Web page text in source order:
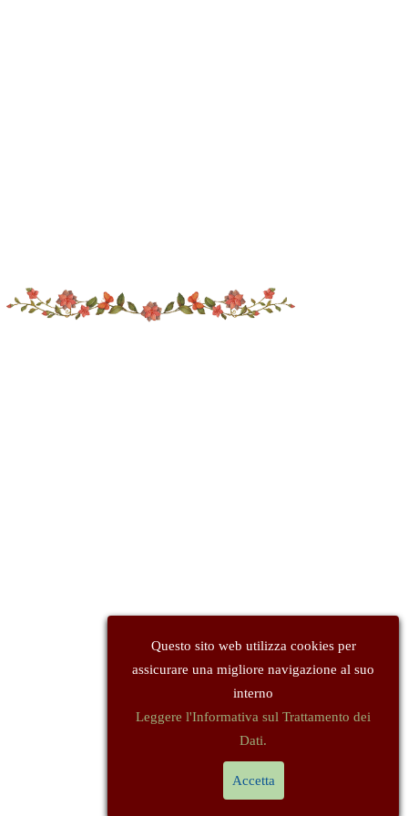
Questo sito web utilizza cookies per
assicurare una migliore navigazione al suo
interno
Leggere l'Informativa sul Trattamento dei
Dati.
Accetta